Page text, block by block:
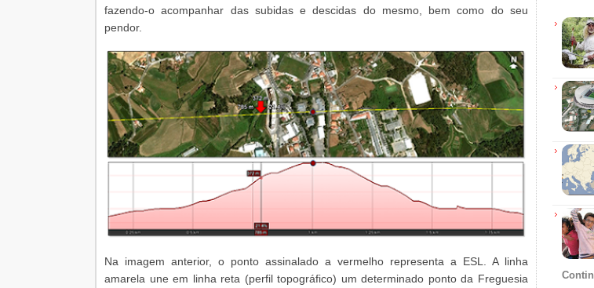
fazendo-o acompanhar das subidas e descidas do mesmo, bem como do seu
pendor.
Na imagem anterior, o ponto assinalado a vermelho representa a ESL. A linha
amarela une em linha reta (perfil topográfico) um determinado ponto da Freguesia